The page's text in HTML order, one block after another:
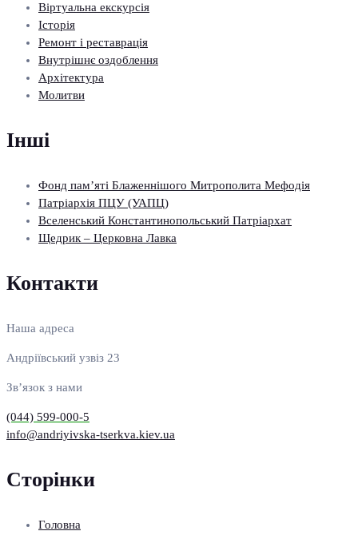
Віртуальна екскурсія
Історія
Ремонт і реставрація
Внутрішнє оздоблення
Архітектура
Молитви
Інші
Фонд пам’яті Блаженнішого Митрополита Мефодія
Патріархія ПЦУ (УАПЦ)
Вселенський Константинопольський Патріархат
Щедрик – Церковна Лавка
Контакти
Наша адреса
Андріївський узвіз 23
Зв’язок з нами
(044) 599-000-5
info@andriyivska-tserkva.kiev.ua
Сторінки
Головна